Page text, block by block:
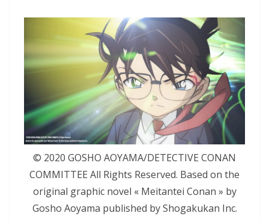
© 2020 GOSHO AOYAMA/DETECTIVE CONAN
COMMITTEE All Rights Reserved. Based on the
original graphic novel « Meitantei Conan » by
Gosho Aoyama published by Shogakukan Inc.